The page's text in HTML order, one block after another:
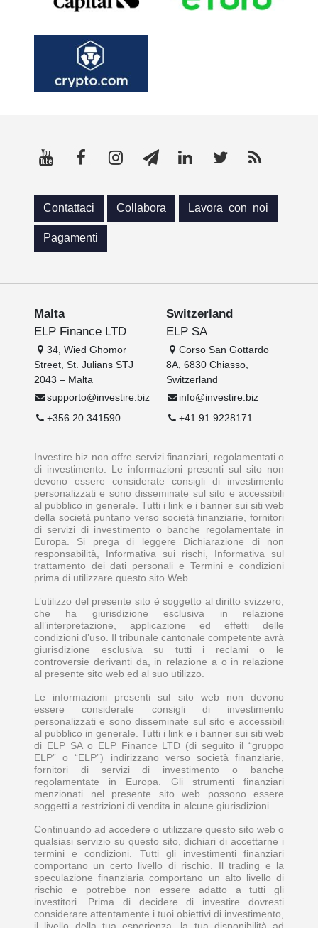
Contattaci Collabora Lavora con noi
Pagamenti
Malta
ELP Finance LTD
34, Wied Ghomor
Street, St. Julians STJ
2043 – Malta
supporto@investire.biz
+356 20 341590
Switzerland
ELP SA
Corso San Gottardo
8A, 6830 Chiasso,
Switzerland
info@investire.biz
+41 91 9228171
Investire.biz non offre servizi finanziari, regolamentati o
di investimento. Le informazioni presenti sul sito non
devono essere considerate consigli di investimento
personalizzati e sono disseminate sul sito e accessibili
al pubblico in generale. Tutti i link e i banner sui siti web
della società puntano verso società finanziarie, fornitori
di servizi di investimento o banche regolamentate in
Europa. Si prega di leggere Dichiarazione di non
responsabilità, Informativa sui rischi, Informativa sul
trattamento dei dati personali e Termini e condizioni
prima di utilizzare questo sito Web.
L’utilizzo del presente sito è soggetto al diritto svizzero,
che ha giurisdizione esclusiva in relazione
all’interpretazione, applicazione ed effetti delle
condizioni d’uso. Il tribunale cantonale competente avrà
giurisdizione esclusiva su tutti i reclami o le
controversie derivanti da, in relazione a o in relazione
al presente sito web ed al suo utilizzo.
Le informazioni presenti sul sito web non devono
essere considerate consigli di investimento
personalizzati e sono disseminate sul sito e accessibili
al pubblico in generale. Tutti i link e i banner sui siti web
di ELP SA o ELP Finance LTD (di seguito il “gruppo
ELP” o “ELP”) indirizzano verso società finanziarie,
fornitori di servizi di investimento o banche
regolamentate in Europa. Gli strumenti finanziari
menzionati nel presente sito web possono essere
soggetti a restrizioni di vendita in alcune giurisdizioni.
Continuando ad accedere o utilizzare questo sito web o
qualsiasi servizio su questo sito, dichiari di accettarne i
termini e condizioni. Tutti gli investimenti finanziari
comportano un certo livello di rischio. Il trading e la
speculazione finanziaria comportano un alto livello di
rischio e potrebbe non essere adatto a tutti gli
investitori. Prima di decidere di investire dovresti
considerare attentamente i tuoi obiettivi di investimento,
il livello della tua esperienza, la tua disponibilità ad